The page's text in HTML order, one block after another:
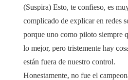
(Suspira) Esto, te confieso, es
complicado de explicar en redes
porque uno como piloto siempre
lo mejor, pero tristemente hay
están fuera de nuestro control.
Honestamente, no fue el